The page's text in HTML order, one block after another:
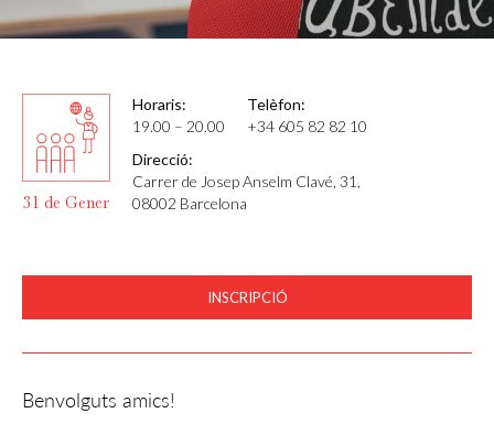
31 de Gener
Horaris:
19.00 – 20.00
Telèfon:
+34 605 82 82 10
Direcció:
Carrer de Josep Anselm Clavé, 31,
08002 Barcelona
INSCRIPCIÓ
Benvolguts amics!